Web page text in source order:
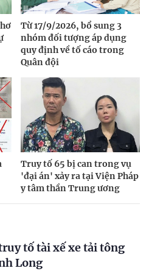
Từ 17/9/2026, bổ sung 3
nhóm đối tượng áp dụng
quy định về tố cáo trong
Quân đội
Truy tố 65 bị can trong vụ
'đại án' xảy ra tại Viện Pháp
y tâm thần Trung ương
tố tài xế xe tải tông
Long